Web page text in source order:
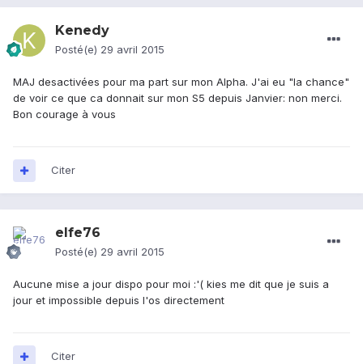
Kenedy
Posté(e) 29 avril 2015
MAJ desactivées pour ma part sur mon Alpha. J'ai eu "la chance"
de voir ce que ca donnait sur mon S5 depuis Janvier: non merci.
Bon courage à vous
Citer
elfe76
Posté(e) 29 avril 2015
Aucune mise a jour dispo pour moi :'( kies me dit que je suis a
jour et impossible depuis l'os directement
Citer